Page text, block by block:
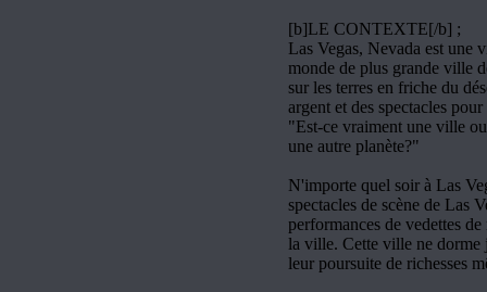
[b]LE CONTEXTE[/b] ;
Las Vegas, Nevada est une
monde de plus grande ville
sur les terres en friche du
argent et des spectacles
"Est-ce vraiment une ville
une autre planète?"
N'importe quel soir à Las
spectacles de scène de Las
performances de vedettes
la ville. Cette ville ne
leur poursuite de richesses